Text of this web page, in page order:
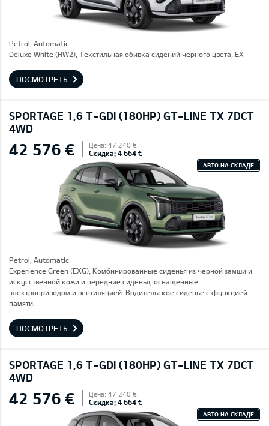
Petrol, Automatic
Deluxe White (HW2), Текстильная обивка сидений черного цвета, EX
ПОСМОТРЕТЬ
SPORTAGE 1,6 T-GDI (180HP) GT-LINE TX 7DCT
4WD
42 576 € Цена: 47 240 €
Скидка: 4 664 €
АВТО НА СКЛАДЕ
Petrol, Automatic
Experience Green (EXG), Комбинированные сиденья из черной замши и
искусственной кожи и передние сиденья, оснащенные
электроприводом и вентиляцией. Водительское сиденье с функцией
памяти.
ПОСМОТРЕТЬ
SPORTAGE 1,6 T-GDI (180HP) GT-LINE TX 7DCT
4WD
42 576 € Цена: 47 240 €
Скидка: 4 664 €
АВТО НА СКЛАДЕ